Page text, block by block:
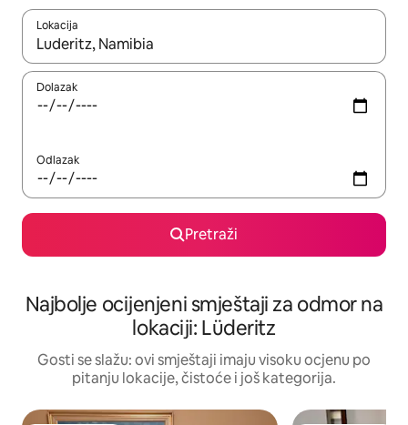
Lokacija
Kad rezultati budu dostupni, krećite se gore i dolje pomoću
Dolazak
Odlazak
Pretraži
Najbolje ocijenjeni smještaji za odmor na
lokaciji: Lüderitz
Gosti se slažu: ovi smještaji imaju visoku ocjenu po
pitanju lokacije, čistoće i još kategorija.